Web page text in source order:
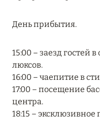
Подробнее
13 мая 2025
ЗАБРОНИРУЙТЕ
DUBAI AT
ЦЕНАМ
День прибытия.
15:00 – заезд гостей
люксов.
16:00 – чаепитие в
17:00 – посещение
центра.
18:15 –